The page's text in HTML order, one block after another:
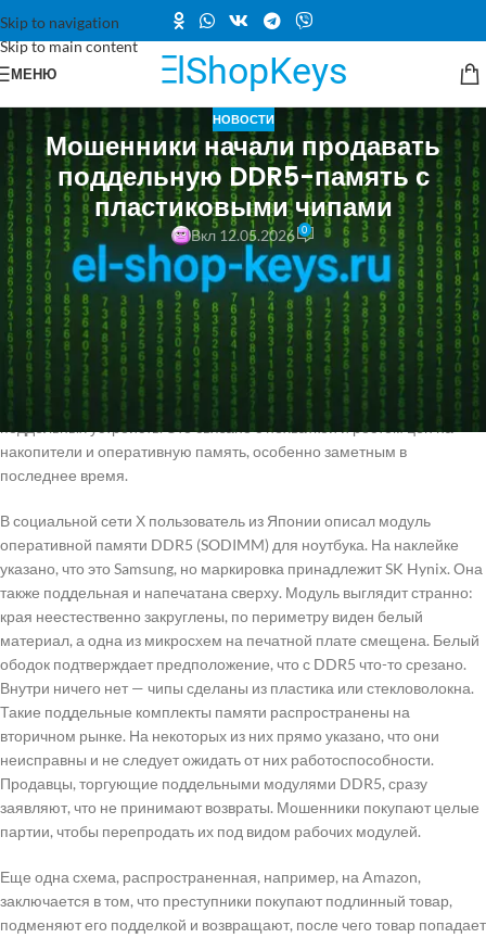
Skip to navigation
Skip to main content
МЕНЮ
НОВОСТИ
Мошенники начали продавать
поддельную DDR5-память с
пластиковыми чипами
Вкл 12.05.2026 0
Из-за дефицита и повышения цен на оперативную память рынок
заполонили подделки. Мошенники начали продавать устройства с
пластиковыми чипами, которые внутри пустые. Пользователи
сообщают о появлении на азиатских рынках поддельной памяти
DDR5, где некоторые злоумышленники заменяют целые модули
пустыми пластиковыми имитациями чипов, как сообщает Tom's
Hardware. В последнее время участились случаи продажи
поддельных устройств. Это связано с нехваткой и ростом цен на
накопители и оперативную память, особенно заметным в
последнее время.
В социальной сети Х пользователь из Японии описал модуль
оперативной памяти DDR5 (SODIMM) для ноутбука. На наклейке
указано, что это Samsung, но маркировка принадлежит SK Hynix. Она
также поддельная и напечатана сверху. Модуль выглядит странно:
края неестественно закруглены, по периметру виден белый
материал, а одна из микросхем на печатной плате смещена. Белый
ободок подтверждает предположение, что с DDR5 что-то срезано.
Внутри ничего нет — чипы сделаны из пластика или стекловолокна.
Такие поддельные комплекты памяти распространены на
вторичном рынке. На некоторых из них прямо указано, что они
неисправны и не следует ожидать от них работоспособности.
Продавцы, торгующие поддельными модулями DDR5, сразу
заявляют, что не принимают возвраты. Мошенники покупают целые
партии, чтобы перепродать их под видом рабочих модулей.
Еще одна схема, распространенная, например, на Amazon,
заключается в том, что преступники покупают подлинный товар,
подменяют его подделкой и возвращают, после чего товар попадает